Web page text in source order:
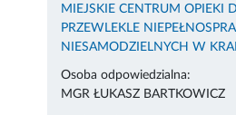
MIEJSKIE CENTRUM OPIEKI
PRZEWLEKLE
NIESAMODZIELNYCH W
Osoba odpowiedzialna:
MGR ŁUKASZ BARTKOWICZ